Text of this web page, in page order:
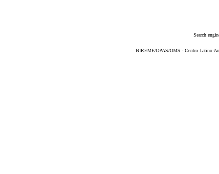
Search
BIREME/OPAS/OMS - Centro Latino-